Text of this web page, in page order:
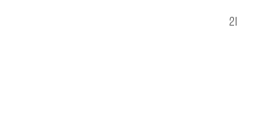
21